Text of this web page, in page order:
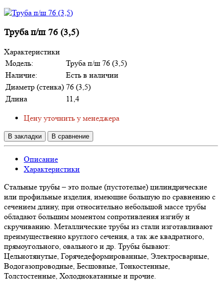
Труба п/ш 76 (3,5)
Характеристики
Модель:
Труба п/ш 76 (3,5)
Наличие:
Есть в наличии
Диаметр (стенка) 76 (3,5)
Длина
11,4
Цену уточнить у менеджера
В закладки В сравнение
Описание
Характеристики
Стальные трубы – это полые (пустотелые) цилиндрические
или профильные изделия, имеющие большую по сравнению с
сечением длину, при относительно небольшой массе трубы
обладают большим моментом сопротивления изгибу и
скручиванию. Металлические трубы из стали изготавливают
преимущественно круглого сечения, а так же квадратного,
прямоугольного, овального и др. Трубы бывают:
Цельнотянутые, Горячедеформированные, Электросварные,
Водогазопроводные, Бесшовные, Тонкостенные,
Толстостенные, Холоднокатанные и прочие.